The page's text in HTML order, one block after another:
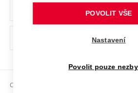
Ochrana osobních údajů
odkaz)
Sociální bezpečí
Copyright © 2026 VUT
POVOLIT VŠE
Nastavení
Povolit pouze